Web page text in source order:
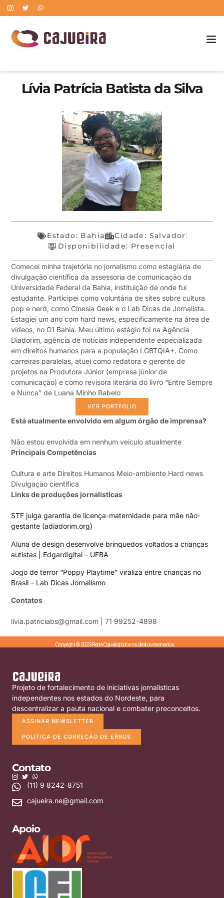
Lívia Patrícia Batista da Silva
Estado: Bahia
Cidade: Salvador
Disponibilidade: Presencial
Comecei minha trajetória no jornalismo como estagiária de
divulgação científica da assessoria de comunicação da
Universidade Federal da Bahia, instituição de onde fui
estudante. Participei como voluntária de sites sobre cultura
pop e nerd, como Cinesia Geek e o Lab Dicas de Jornalista.
Estagiei um ano com hard news, especificamente na área de
vídeos, no G1 Bahia. Meu último estágio foi na Agência
Diadorim, agência de notícias independente especializada
em direitos humanos para a população LGBTQIA+. Como
carreiras paralelas, atuei como redatora e gerente de
projetos na Produtora Júnior (empresa júnior de
comunicação) e como revisora literária do livro “Entre Sempre
e Nunca” de Luana Minho Rabelo
VER PORTFOLIO
Está atualmente envolvido em algum órgão de imprensa?
Não estou envolvida em nenhum veículo atualmente
Principais Competências
Cultura e arte Direitos Humanos Meio-ambiente Hard news
Divulgação científica
Links de produções jornalísticas
STF julga garantia de licença-maternidade para mãe não-
gestante (adiadorim.org)
Aluna de design desenvolve brinquedos voltados a crianças
autistas | Edgardigital – UFBA
Jogo de terror “Poppy Playtime” viraliza entre crianças no
Brasil – Lab Dicas Jornalismo
Contatos
livia.patriciabs@gmail.com | 71 99252-4898
Copyright © 2023 Rede Cajueira,todos os direitos reservados.
Projeto de fortalecimento de iniciativas jornalísticas
independentes nos estados do Nordeste, para
descentralizar a pauta nacional e combater preconceitos.
ASSINAR NEWSLETTER
POLÍTICA DE CORREÇÃO DE ERROS
Contato
(11) 9 8242-8751
cajueira.ne@gmail.com
Apoio